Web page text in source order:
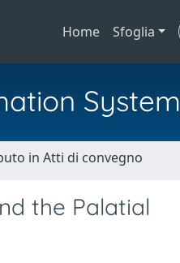
Home Sfoglia
System
in Atti di convegno
the Palatial